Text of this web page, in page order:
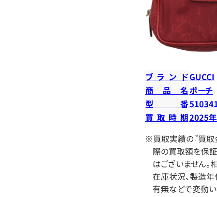
ブランドGUCCI
商品名ポーチ
型番
買取時期2025
※買取実績の『買取
際の買取額を保
はございません。
在庫状況、製造年
有無などで変動い